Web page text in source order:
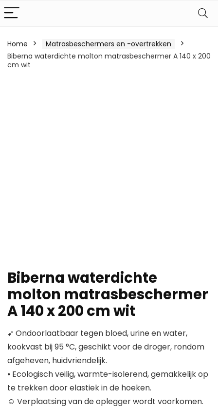
Home
Matrasbeschermers en -overtrekken
Biberna waterdichte molton matrasbeschermer A 140 x 200
cm wit
Biberna waterdichte
molton matrasbeschermer
A 140 x 200 cm wit
➹ Ondoorlaatbaar tegen bloed, urine en water,
kookvast bij 95 °C, geschikt voor de droger, rondom
afgeheven, huidvriendelijk.
⦁ Ecologisch veilig, warmte-isolerend, gemakkelijk op
te trekken door elastiek in de hoeken.
☺ Verplaatsing van de oplegger wordt voorkomen.